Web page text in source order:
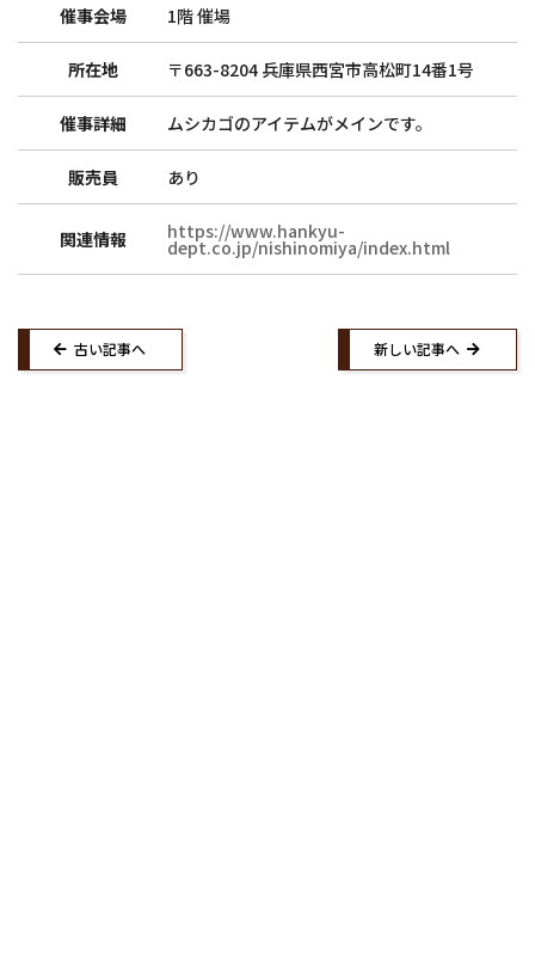
催事会場 1階 催場
所在地 〒663-8204 兵庫県西宮市高松町14番1号
催事詳細 ムシカゴのアイテムがメインです。
販売員 あり
関連情報 https://www.hankyu-
dept.co.jp/nishinomiya/index.html
古い記事へ 新しい記事へ
紙漉き体験ご案内
求人募集
ウェブショップ
お知らせ
紙漉き体験ご予約
Facebook
Twitter
Copyright (C)2020 WASHICLUB Co.,Ltd.All Rights Reserved